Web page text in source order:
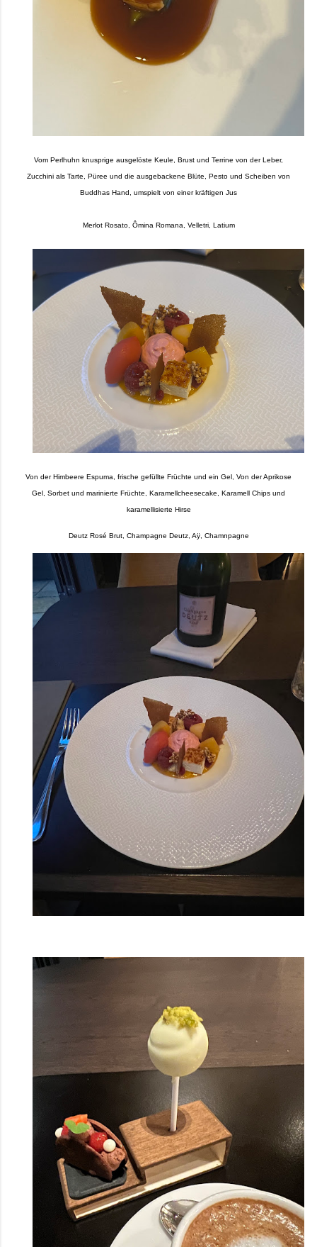
Vom Perlhuhn knusprige ausgelöste Keule, Brust und Terrine von der Leber,
Zucchini als Tarte, Püree und die ausgebackene Blüte, Pesto und Scheiben von
Buddhas Hand, umspielt von einer kräftigen Jus
Merlot Rosato, Ômina Romana, Velletri, Latium
Von der Himbeere Espuma, frische gefüllte Früchte und ein Gel, Von der Aprikose
Gel, Sorbet und marinierte Früchte, Karamellcheesecake, Karamell Chips und
karamellisierte Hirse
Deutz Rosé Brut, Champagne Deutz, Aÿ, Chamnpagne